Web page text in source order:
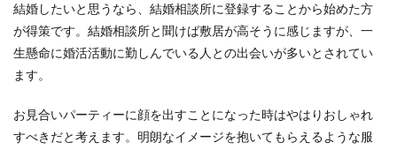
結婚したいと思うなら、結婚相談所に登録することから始めた方
が得策です。結婚相談所と聞けば敷居が高そうに感じますが、一
生懸命に婚活活動に勤しんでいる人との出会いが多いとされてい
ます。
お見合いパーティーに顔を出すことになった時はやはりおしゃれ
すべきだと考えます。明朗なイメージを抱いてもらえるような服